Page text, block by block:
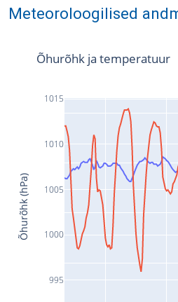
Meteoroloogilised
995
1000
1005
1010
1015
Õhurõhk ja temperatuur
Õhurõhk (hPa)